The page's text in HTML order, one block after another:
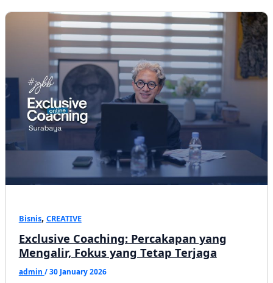
SASHEL
Tumbuh
Perlahan
Bisnis, CREATIVE
Exclusive Coaching: Percakapan yang
Mengalir, Fokus yang Tetap Terjaga
admin /30 January 2026